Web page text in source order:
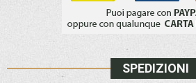
SPEDIZIONI